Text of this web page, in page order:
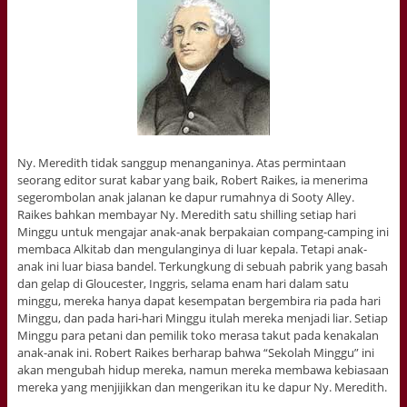
Ny. Meredith tidak sanggup menanganinya. Atas permintaan
seorang editor surat kabar yang baik, Robert Raikes, ia menerima
segerombolan anak jalanan ke dapur rumahnya di Sooty Alley.
Raikes bahkan membayar Ny. Meredith satu shilling setiap hari
Minggu untuk mengajar anak-anak berpakaian compang-camping ini
membaca Alkitab dan mengulanginya di luar kepala. Tetapi anak-
anak ini luar biasa bandel. Terkungkung di sebuah pabrik yang basah
dan gelap di Gloucester, Inggris, selama enam hari dalam satu
minggu, mereka hanya dapat kesempatan bergembira ria pada hari
Minggu, dan pada hari-hari Minggu itulah mereka menjadi liar. Setiap
Minggu para petani dan pemilik toko merasa takut pada kenakalan
anak-anak ini. Robert Raikes berharap bahwa “Sekolah Minggu” ini
akan mengubah hidup mereka, namun mereka membawa kebiasaan
mereka yang menjijikkan dan mengerikan itu ke dapur Ny. Meredith.